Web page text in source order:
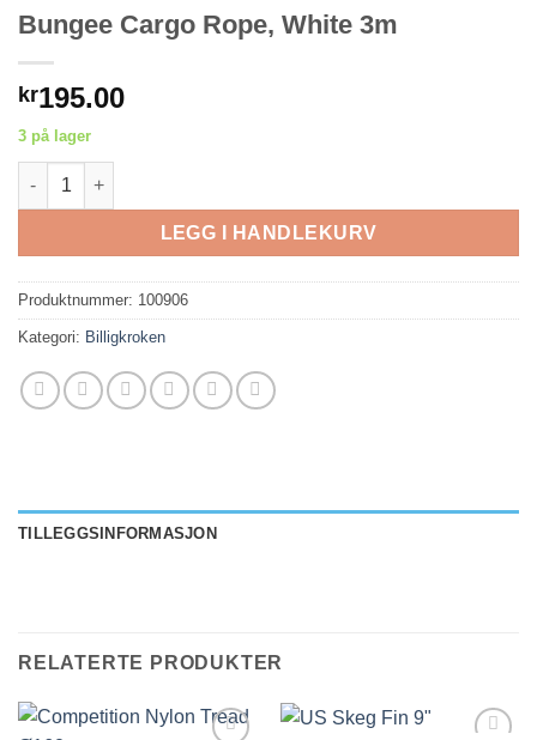
Bungee Cargo Rope, White 3m
kr195.00
3 på lager
Bungee Cargo Rope, White 3m antall
LEGG I HANDLEKURV
Produktnummer: 100906
Kategori: Billigkroken
TILLEGGSINFORMASJON
RELATERTE PRODUKTER